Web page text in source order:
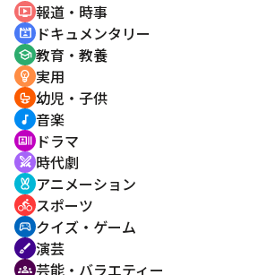
ondemand_video 報道・時事
cinematic_blur ドキュメンタリー
school 教育・教養
emoji_objects 実用
crib 幼児・子供
music_note 音楽
recent_actors ドラマ
swords 時代劇
cruelty_free アニメーション
directions_bike スポーツ
sports_esports クイズ・ゲーム
brush 演芸
groups 芸能・バラエティー